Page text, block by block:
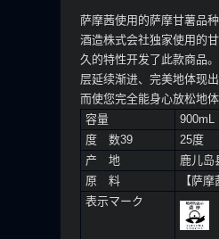
萨摩茜使用的萨摩甘薯品
酒造株式会社独家使用的
久的特性开发了此款商品
层延续渐进、完美地体现
而使您完全能身心放松地
容量
900mL
度 数39
25度
产 地
鹿儿岛
原 料
【萨
表示マーク